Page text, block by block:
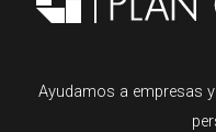
Ayudamos a empresas